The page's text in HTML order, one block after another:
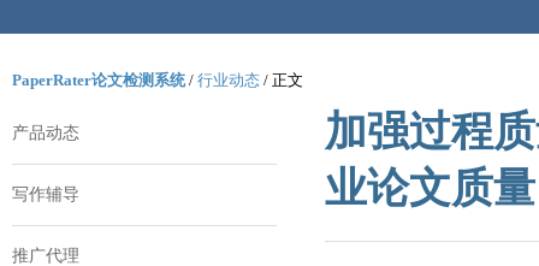
PaperRater论文检测系统/ 行业动态 / 正文
产品动态
写作辅导
推广代理
加强过程
业论文质量